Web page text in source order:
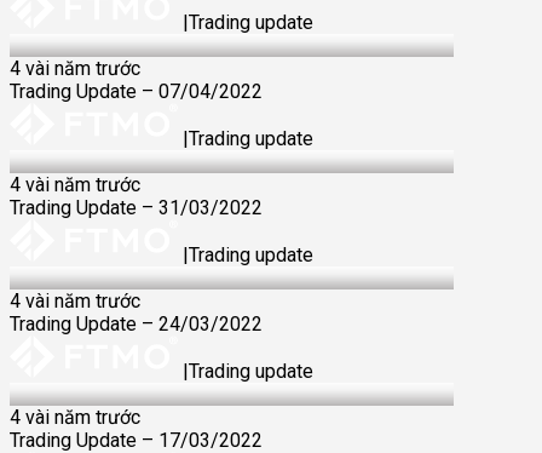
|Trading update
07 Apr 2022
4 vài năm trước
Trading Update – 07/04/2022
|Trading update
31 Mar 2022
4 vài năm trước
Trading Update – 31/03/2022
|Trading update
24 Mar 2022
4 vài năm trước
Trading Update – 24/03/2022
|Trading update
17 Mar 2022
4 vài năm trước
Trading Update – 17/03/2022